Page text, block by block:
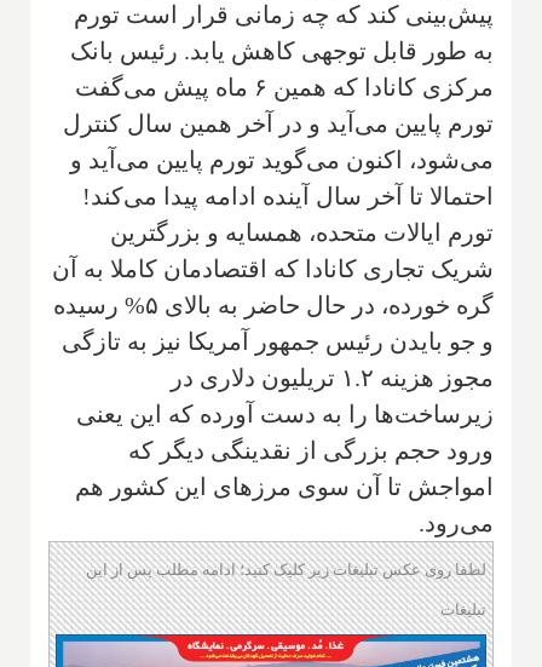
پیش‌بینی کند که چه زمانی قرار است تورم
به طور قابل توجهی کاهش یابد. رئیس بانک
مرکزی کانادا که همین ۶ ماه پیش می‌گفت
تورم پایین می‌آید و در آخر همین سال کنترل
می‌شود، اکنون می‌گوید تورم پایین می‌آید و
احتمالا تا آخر سال آینده ادامه پیدا می‌کند!
تورم ایالات متحده، همسایه و بزرگترین
شریک تجاری کانادا که اقتصادمان کاملا به آن
گره خورده، در حال حاضر به بالای ۵% رسیده
و جو بایدن رئیس جمهور آمریکا نیز به تازگی
مجوز هزینه ۱.۲ تریلیون دلاری در
زیرساخت‌ها را به دست آورده که این یعنی
ورود حجم بزرگی از نقدینگی دیگر که
امواجش تا آن سوی مرزهای این کشور هم
می‌رود.
لطفا روی عکس تبلیغات زیر کلیک کنید؛ ادامه مطلب پس از این
تبلیغات